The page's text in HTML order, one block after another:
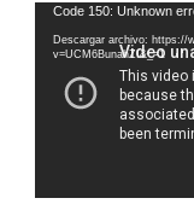
Reproductor
vídeo
Code 150: Unknown
Descargar archivo: https://
v=UCM6BunahZI&_=1